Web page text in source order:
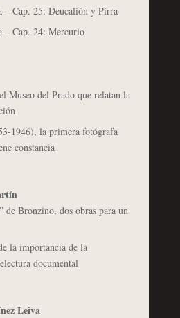
Cap. 25: Deucalión y Pirra
– Cap. 24: Mercurio
Museo del Prado que relatan la
1946), la primera fotógrafa
constancia
de Bronzino, dos obras para un
la importancia de la
documental
Leiva